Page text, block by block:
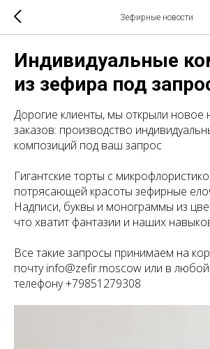
Зефирные новости
Индивидуальные
из зефира под
Дорогие клиенты, мы открыли новое
заказов: производство
композиций под ваш запрос
Гигантские торты с
потрясающей красоты зефирные
Надписи, буквы и монограммы из
что хватит фантазии и наших
Все такие запросы принимаем на
почту info@zefir.moscow или в
телефону +79851279308